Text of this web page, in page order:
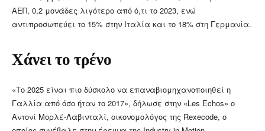
ΑΕΠ, 0,2 μονάδες λιγότερο από ό,τι το 2023, ενώ
αντιπροσωπεύει το 15% στην Ιταλία και το 18% στη Γερμανία.
Χάνει το τρένο
«Το 2025 είναι πιο δύσκολο να επαναβιομηχανοποιηθεί η
Γαλλία από όσο ήταν το 2017», δήλωσε στην «Les Echos» ο
Αντονί Μορλέ-Λαβινταλί, οικονομολόγος της Rexecode, ο